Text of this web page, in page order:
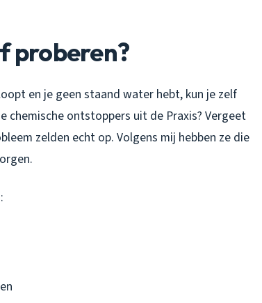
proberen?
en je geen staand water hebt, kun je zelf
chemische ontstoppers uit de Praxis? Vergeet
zelden echt op. Volgens mij hebben ze die